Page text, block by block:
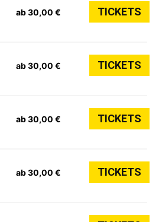
ab 30,00 € TICKETS
ab 30,00 € TICKETS
ab 30,00 € TICKETS
ab 30,00 € TICKETS